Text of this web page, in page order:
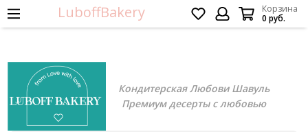
Кондитерская Любови Шавуль
Премиум десерты с любовью
LuboffBakery
Корзина
0 руб.